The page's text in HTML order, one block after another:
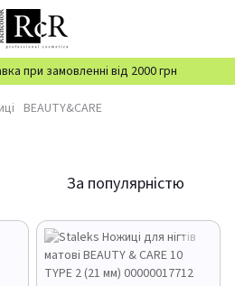
при замовленні від 2000 грн
BEAUTY&CARE
За популярністю